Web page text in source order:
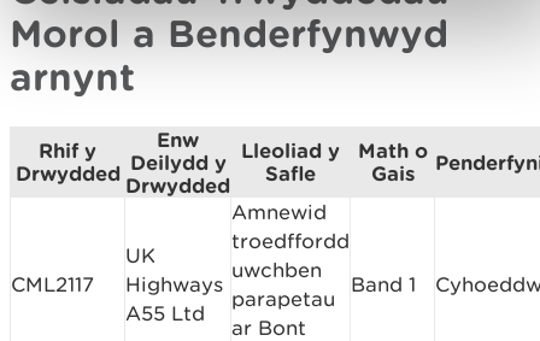
Morol a Benderfynwyd
arnynt
Rhif y
Drwydded
Enw
Deilydd y
Drwydded
Lleoliad y
Safle
Math o
Gais
CML2117
UK
Highways
A55 Ltd
Amnewid
troedffordd
uwchben
parapetau
ar Bont
Band 1